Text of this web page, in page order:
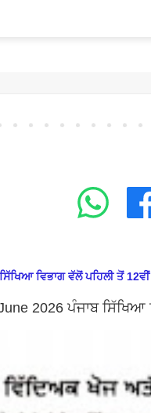
ਵਿਭਾਗ ਵੱਲੋਂ ਪਹਿਲੀ ਤੋਂ
2026 ਪੰਜਾਬ